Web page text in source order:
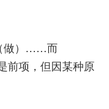
做）……而
前项，但因某种原